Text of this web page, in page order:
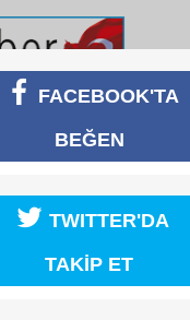
SON DAKİKA
03 Temmuz
Küresel
içerisinde
FACEBOOK'TA
BEĞEN
TWITTER'DA
TAKİP ET